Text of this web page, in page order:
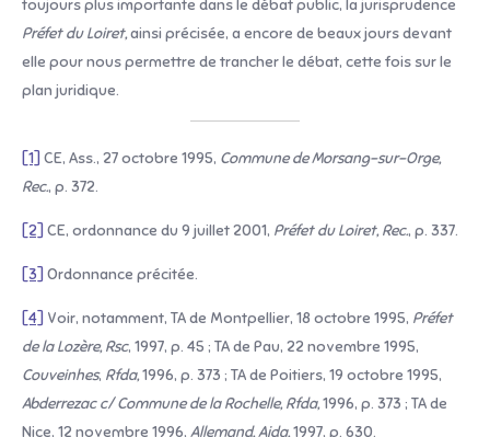
toujours plus importante dans le débat public, la jurisprudence
Préfet du Loiret,ainsi précisée, a encore de beaux jours devant
elle pour nous permettre de trancher le débat, cette fois sur le
plan juridique.
[1] CE, Ass., 27 octobre 1995, Commune de Morsang-sur-Orge,
Rec., p. 372.
[2] CE, ordonnance du 9 juillet 2001, Préfet du Loiret, Rec., p. 337.
[3] Ordonnance précitée.
[4] Voir, notamment, TA de Montpellier, 18 octobre 1995, Préfet
de la Lozère, Rsc, 1997, p. 45 ; TA de Pau, 22 novembre 1995,
Couveinhes, Rfda,1996, p. 373 ; TA de Poitiers, 19 octobre 1995,
Abderrezac c/ Commune de la Rochelle, Rfda,1996, p. 373 ; TA de
Nice, 12 novembre 1996, Allemand, Ajda,1997, p. 630.